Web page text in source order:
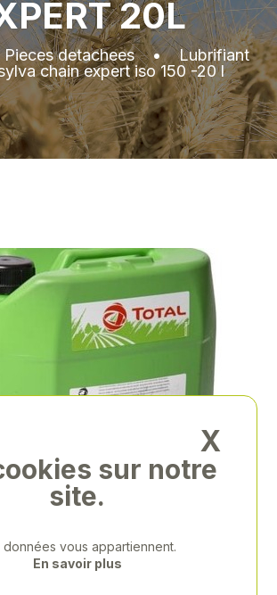
20L
Pieces detachees•Lubrifiant
chain expert iso 150 -20 l
X
sur notre
site.
données vous appartiennent.
En savoir plus